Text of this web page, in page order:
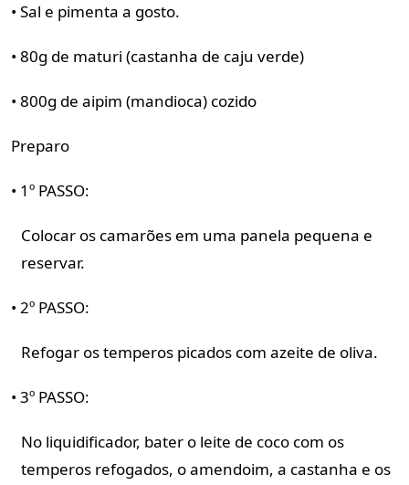
• Sal e pimenta a gosto.
• 80g de maturi (castanha de caju verde)
• 800g de aipim (mandioca) cozido
Preparo
• 1º PASSO:
Colocar os camarões em uma panela pequena e
reservar.
• 2º PASSO:
Refogar os temperos picados com azeite de oliva.
• 3º PASSO:
No liquidificador, bater o leite de coco com os
temperos refogados, o amendoim, a castanha e os